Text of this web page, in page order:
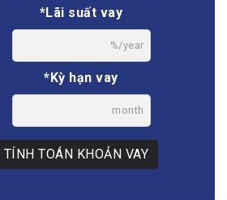
*Lãi suất vay
%/year
*Kỳ hạn vay
month
TÍNH TOÁN KHOẢN VAY